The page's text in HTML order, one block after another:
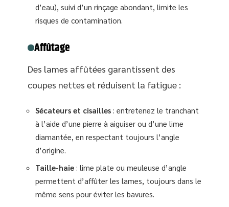
d’eau), suivi d’un rinçage abondant, limite les
risques de contamination.
Affûtage
Des lames affûtées garantissent des
coupes nettes et réduisent la fatigue :
Sécateurs et cisailles : entretenez le tranchant
à l’aide d’une pierre à aiguiser ou d’une lime
diamantée, en respectant toujours l’angle
d’origine.
Taille-haie : lime plate ou meuleuse d’angle
permettent d’affûter les lames, toujours dans le
même sens pour éviter les bavures.